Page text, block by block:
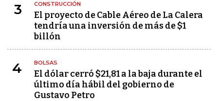
3 CONSTRUCCIÓN
El proyecto de Cable Aéreo de La Calera
tendría una inversión de más de $1
billón
4 BOLSAS
El dólar cerró $21,81 a la baja durante el
último día hábil del gobierno de
Gustavo Petro